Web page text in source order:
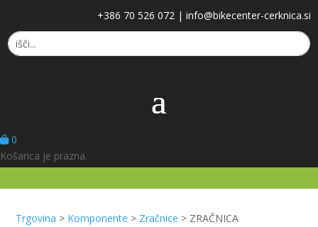
+386 70 526 072 | info@bikecenter-cerknica.si
0
Košarica je prazna.
Trgovina > Komponente > Zračnice > ZRAČNICA